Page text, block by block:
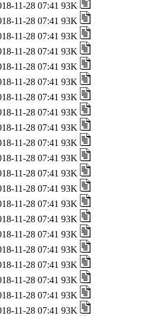
11-28 07:41 93K
11-28 07:41 93K
11-28 07:41 93K
11-28 07:41 93K
11-28 07:41 93K
11-28 07:41 93K
11-28 07:41 93K
11-28 07:41 93K
11-28 07:41 93K
11-28 07:41 93K
11-28 07:41 93K
11-28 07:41 93K
11-28 07:41 93K
11-28 07:41 93K
11-28 07:41 93K
11-28 07:41 93K
11-28 07:41 93K
11-28 07:41 93K
11-28 07:41 93K
11-28 07:41 93K
11-28 07:41 93K